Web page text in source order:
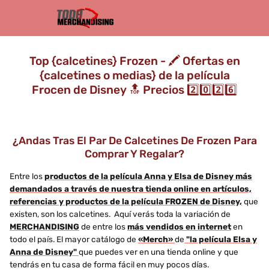
Top {calcetines} Frozen - 🖍️ Ofertas en
{calcetines o medias} de la película
Frocen de Disney 🔝 Precios 2️⃣0️⃣2️⃣6️⃣
¿Andas Tras El Par De Calcetines De Frozen Para
Comprar Y Regalar?
Entre losproductos de la película Anna y Elsa de Disney más
demandados a través de nuestra tienda online en artículos,
referencias y productos de la película FROZEN de Disney, que
existen, son los calcetines. Aquí verás toda la variación de
MERCHANDISINGde entre losmás vendidos en interneten
todo el país. El mayor catálogo de «Merch»de "la película Elsa y
Anna de Disney"que puedes ver en una tienda online y que
tendrás en tu casa de forma fácil en muy pocos días.